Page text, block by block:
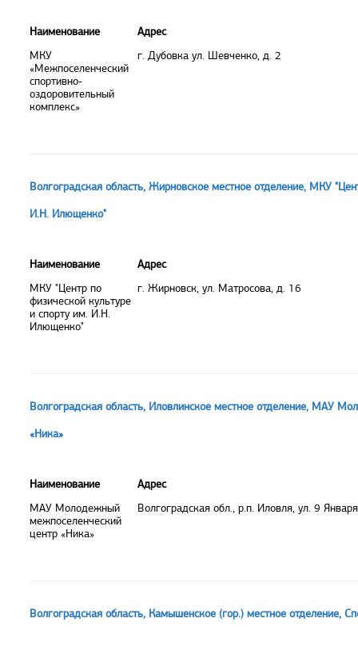
Наименование
МКУ
«Межпоселенческий
спортивно-
оздоровительный
комплекс»
Адрес
г. Дубовка ул. Шевченко, д. 2
Волгоградская область, Жирновское местное отделение, МКУ
И.Н. Илющенко"
Наименование
МКУ "Центр по
физической культуре
и спорту им. И.Н.
Илющенко"
Адрес
г. Жирновск, ул. Матросова, д. 16
Волгоградская область, Иловлинское местное отделение, МАУ
«Ника»
Наименование
МАУ Молодежный
межпоселенческий
центр «Ника»
Адрес
Волгоградская обл., р.п. Иловля, ул. 9
Волгоградская область, Камышенское (гор.) местное отделение,